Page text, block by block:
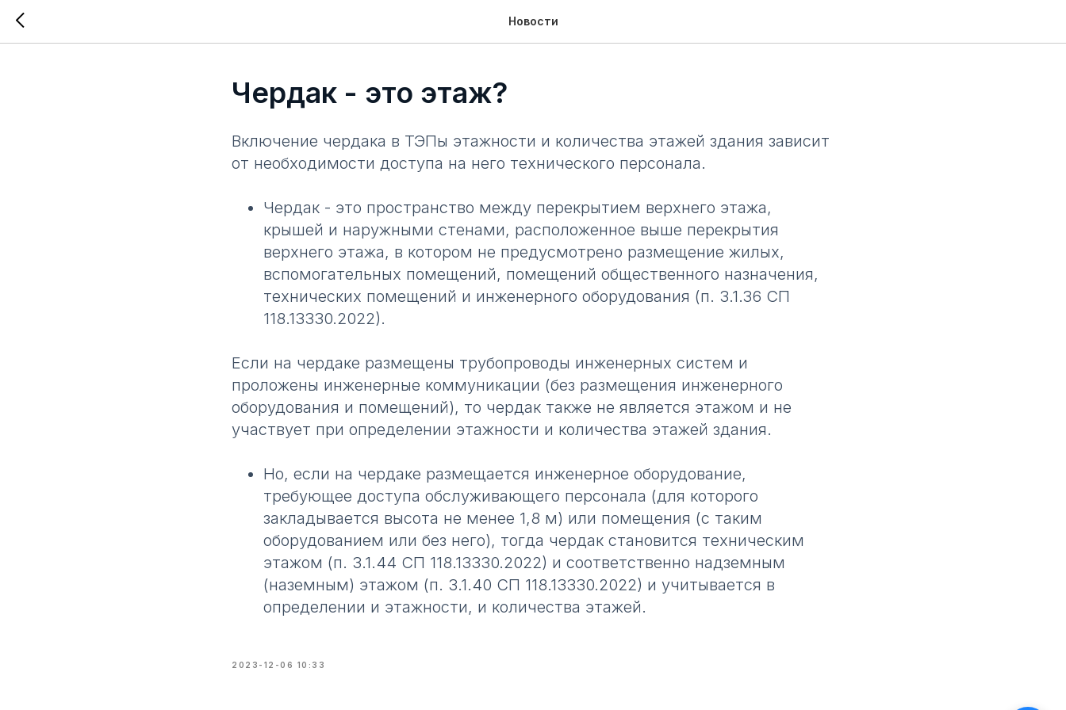
Новости
Чердак - это этаж?
Включение чердака в ТЭПы этажности и количества этажей здания зависит
от необходимости доступа на него технического персонала.
Чердак - это пространство между перекрытием верхнего этажа,
крышей и наружными стенами, расположенное выше перекрытия
верхнего этажа, в котором не предусмотрено размещение жилых,
вспомогательных помещений, помещений общественного назначения,
технических помещений и инженерного оборудования (п. 3.1.36 СП
118.13330.2022).
Если на чердаке размещены трубопроводы инженерных систем и
проложены инженерные коммуникации (без размещения инженерного
оборудования и помещений), то чердак также не является этажом и не
участвует при определении этажности и количества этажей здания.
Но, если на чердаке размещается инженерное оборудование,
требующее доступа обслуживающего персонала (для которого
закладывается высота не менее 1,8 м) или помещения (с таким
оборудованием или без него), тогда чердак становится техническим
этажом (п. 3.1.44 СП 118.13330.2022) и соответственно надземным
(наземным) этажом (п. 3.1.40 СП 118.13330.2022) и учитывается в
определении и этажности, и количества этажей.
2023-12-06 10:33